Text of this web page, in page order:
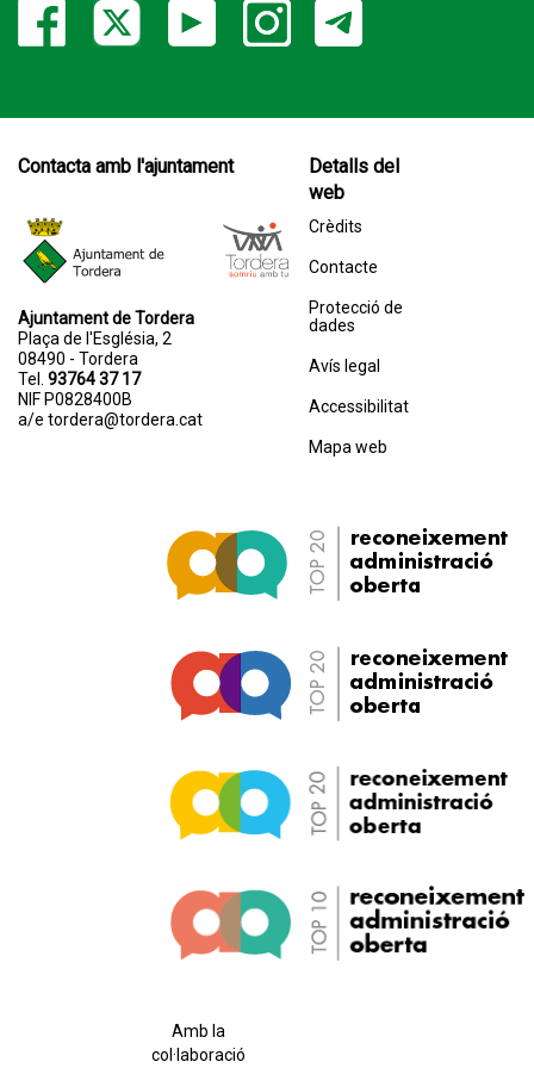
Contacta amb l'ajuntament
Ajuntament de Tordera
Plaça de l'Església, 2
08490 - Tordera
Tel. 93764 37 17
NIF P0828400B
a/e tordera@tordera.cat
Detalls del
web
Crèdits
Contacte
Protecció de
dades
Avís legal
Accessibilitat
Mapa web
Amb la
col·laboració